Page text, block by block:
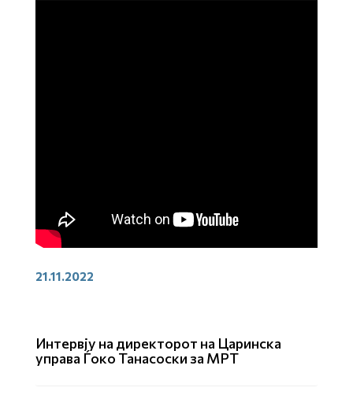
21.11.2022
Интервју на директорот на Царинска
управа Ѓоко Танасоски за МРТ